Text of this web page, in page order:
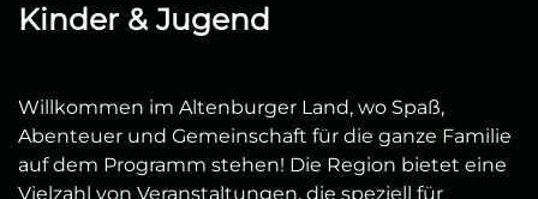
Kinder & Jugend
Willkommen im Altenburger Land, wo Spaß,
Abenteuer und Gemeinschaft für die ganze Familie
auf dem Programm stehen! Die Region bietet eine
Vielzahl von Veranstaltungen, die speziell für